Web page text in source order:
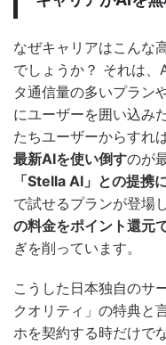
なぜキャリアはこんな
でしょうか？ それは、
タ通信量の多いプラン
にユーザーを囲い込み
たちユーザーからすれ
最新AIを使い倒すのが
「Stella AI」との提携
で試せるプランが登場
の料金をポイント還元
ぎを削っています。
こうした日本独自のサ
クオリティ」の特典と
ホを契約する時だけで